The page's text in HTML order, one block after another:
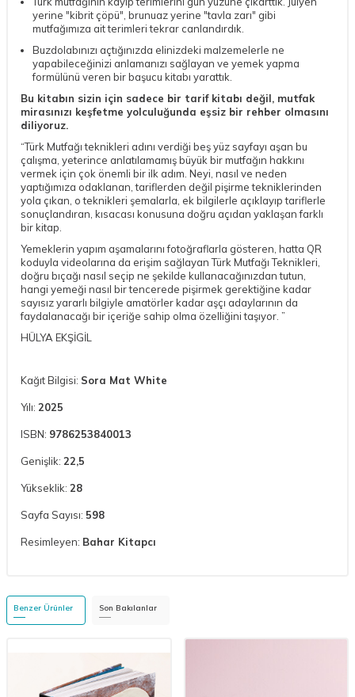
yerine "kibrit çöpü", brunuaz yerine "tavla zarı" gibi
mutfağımıza ait terimleri tekrar canlandırdık.
Buzdolabınızı açtığınızda elinizdeki malzemelerle ne
yapabileceğinizi anlamanızı sağlayan ve yemek yapma
formülünü veren bir başucu kitabı yarattık.
Bu kitabın sizin için sadece bir tarif kitabı değil, mutfak
mirasınızı keşfetme yolculuğunda eşsiz bir rehber olmasını
diliyoruz.
“Türk Mutfağı teknikleri adını verdiği beş yüz sayfayı aşan bu
çalışma, yeterince anlatılamamış büyük bir mutfağın hakkını
vermek için çok önemli bir ilk adım. Neyi, nasıl ve neden
yaptığımıza odaklanan, tariflerden değil pişirme tekniklerinden
yola çıkan, o teknikleri şemalarla, ek bilgilerle açıklayıp tariflerle
sonuçlandıran, kısacası konusuna doğru açıdan yaklaşan farklı
bir kitap.
Yemeklerin yapım aşamalarını fotoğraflarla gösteren, hatta QR
koduyla videolarına da erişim sağlayan Türk Mutfağı Teknikleri,
doğru bıçağı nasıl seçip ne şekilde kullanacağınızdan tutun,
hangi yemeği nasıl bir tencerede pişirmek gerektiğine kadar
sayısız yararlı bilgiyle amatörler kadar aşçı adaylarının da
faydalanacağı bir içeriğe sahip olma özelliğini taşıyor. ”
HÜLYA EKŞİGİL
Kağıt Bilgisi: Sora Mat White
Yılı: 2025
ISBN: 9786253840013
Genişlik: 22,5
Yükseklik: 28
Sayfa Sayısı: 598
Resimleyen: Bahar Kitapcı
Benzer Ürünler Son Bakılanlar